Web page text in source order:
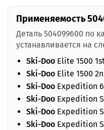
Применяемость
Деталь 504099600 по
устанавливается на
Ski-Doo Elite 1500
Ski-Doo Elite 1500
Ski-Doo Expedition
Ski-Doo Expedition
Ski-Doo Expedition
Ski-Doo Expedition